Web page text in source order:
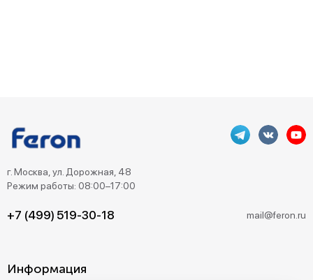
г. Москва, ул. Дорожная, 48
Режим работы: 08:00–17:00
+7 (499) 519-30-18 mail@feron.ru
Информация